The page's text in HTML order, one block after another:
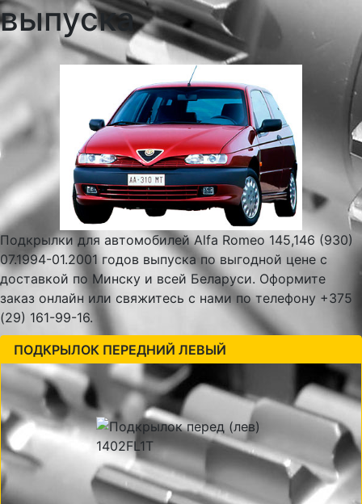
выпуска
Подкрылки для автомобилей Alfa Romeo 145,146 (930)
07.1994-01.2001 годов выпуска по выгодной цене с
доставкой по Минску и всей Беларуси. Оформите
заказ онлайн или свяжитесь с нами по телефону +375
(29) 161-99-16.
ПОДКРЫЛОК ПЕРЕДНИЙ ЛЕВЫЙ